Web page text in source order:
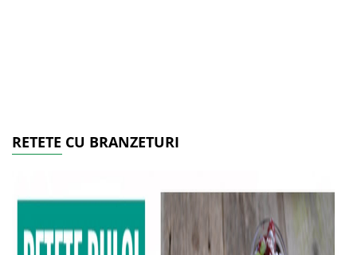
RETETE CU BRANZETURI